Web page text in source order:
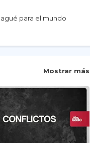
para el mundo
Mostrar más